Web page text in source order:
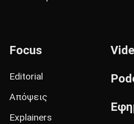
Focus
Editorial
Απόψεις
Explainers